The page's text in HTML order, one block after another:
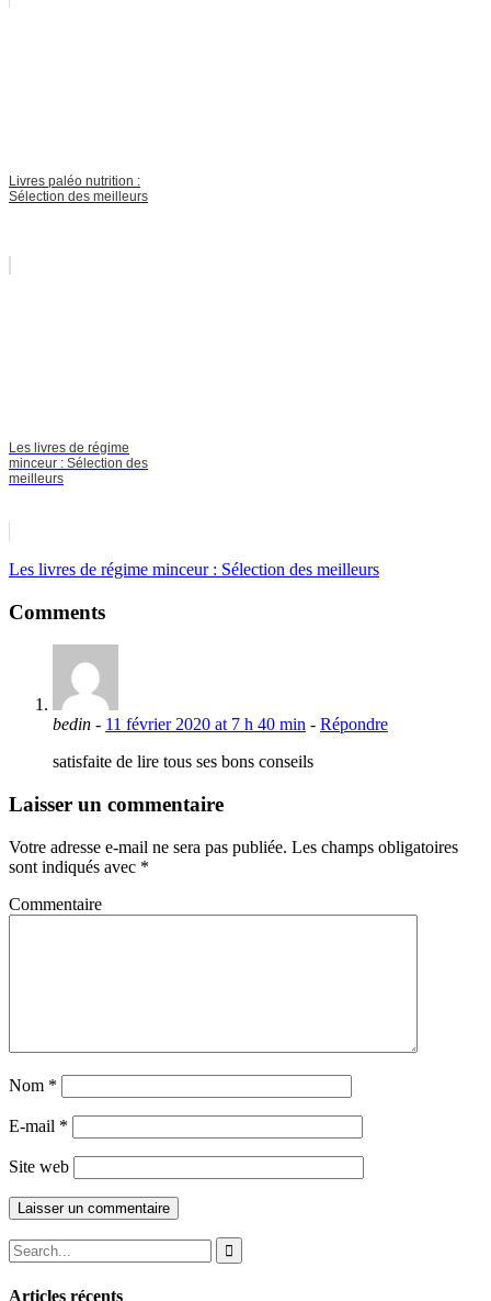
Livres paléo nutrition :
Sélection des meilleurs
Les livres de régime
minceur : Sélection des
meilleurs
Les livres de régime minceur : Sélection des meilleurs
Comments
bedin - 11 février 2020 at 7 h 40 min - Répondre
satisfaite de lire tous ses bons conseils
Laisser un commentaire
Votre adresse e-mail ne sera pas publiée. Les champs obligatoires
sont indiqués avec *
Commentaire
Nom *
E-mail *
Site web
Articles récents